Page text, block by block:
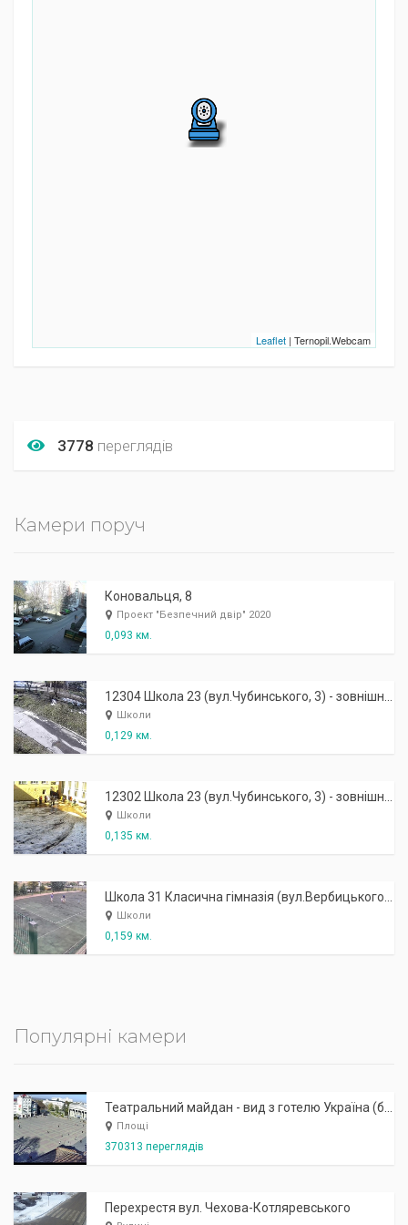
Leaflet | Ternopil.Webcam
3778 переглядів
Камери поруч
Коновальця, 8
Проект "Безпечний двір" 2020
0,093 км.
12304 Школа 23 (вул.Чубинського, 3) - зовнішня: задній захід на територію школи
Школи
0,129 км.
12302 Школа 23 (вул.Чубинського, 3) - зовнішня: робочий вхід
Школи
0,135 км.
Школа 31 Класична гімназія (вул.Вербицького, 3) - зовнішня: спортивний майданчик (вул.Вербицького)
Школи
0,159 км.
Популярні камери
Театральний майдан - вид з готелю Україна (бульв.Шевченка, 23)
Площі
370313 переглядів
Перехрестя вул. Чехова-Котляревського